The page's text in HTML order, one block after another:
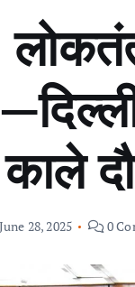
June 28, 2025 0